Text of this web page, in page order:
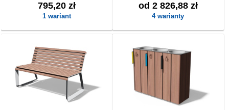
795,20 zł
1 wariant
od 2 826,88 zł
4 warianty